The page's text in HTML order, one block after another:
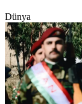
Dünya